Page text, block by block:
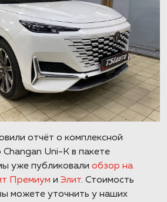
отчёт о комплексной
Uni-K в пакете
уже публиковали обзор на
Премиум и Элит. Стоимость
можете уточнить у наших